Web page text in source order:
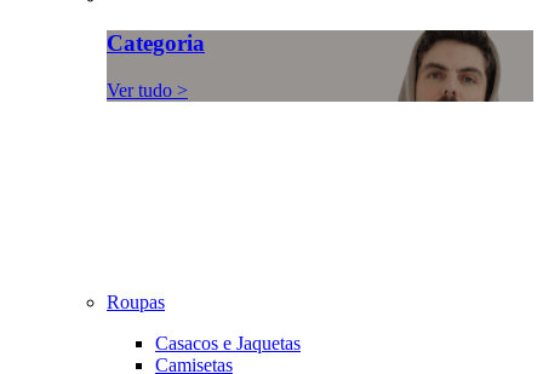
Categoria
Ver tudo >
Roupas
Casacos e Jaquetas
Camisetas